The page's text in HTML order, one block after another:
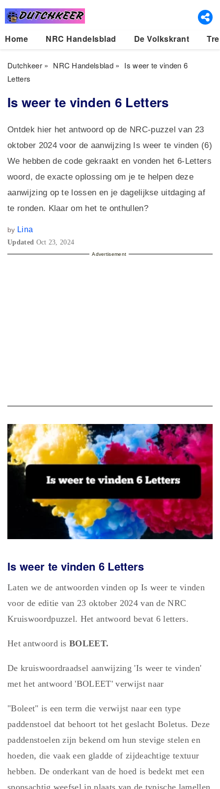
Home NRC Handelsblad De Volkskrant
Dutchkeer» NRC Handelsblad » Is weer te vinden 6
Letters
Is weer te vinden 6 Letters
Ontdek hier het antwoord op de NRC-puzzel van 23
oktober 2024 voor de aanwijzing Is weer te vinden (6)
We hebben de code gekraakt en vonden het 6-Letters
woord, de exacte oplossing om je te helpen deze
aanwijzing op te lossen en je dagelijkse uitdaging af
te ronden. Klaar om het te onthullen?
by Lina
Updated Oct 23, 2024
Advertisement
Is weer te vinden 6 Letters
Laten we de antwoorden vinden op Is weer te vinden
voor de editie van 23 oktober 2024 van de NRC
Kruiswoordpuzzel. Het antwoord bevat 6 letters.
Het antwoord isBOLEET.
De kruiswoordraadsel aanwijzing 'Is weer te vinden'
met het antwoord 'BOLEET' verwijst naar
"Boleet" is een term die verwijst naar een type
paddenstoel dat behoort tot het geslacht Boletus. Deze
paddenstoelen zijn bekend om hun stevige stelen en
hoeden, die vaak een gladde of zijdeachtige textuur
hebben. De onderkant van de hoed is bedekt met een